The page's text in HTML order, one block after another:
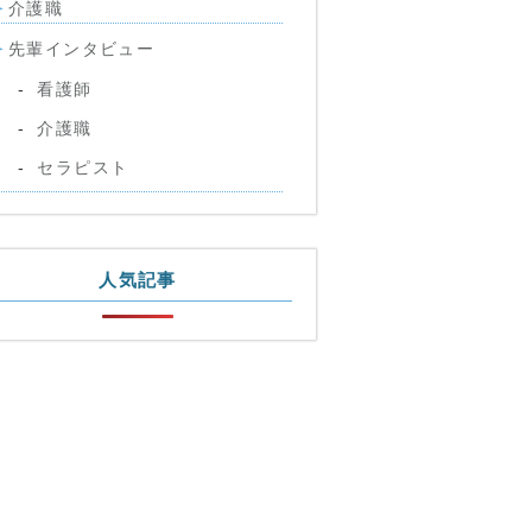
介護職
先輩インタビュー
看護師
介護職
セラピスト
人気記事